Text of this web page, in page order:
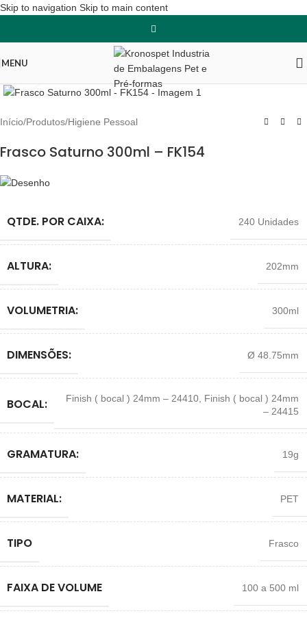
Skip to navigation Skip to main content
MENU
Clique para ampliar
Início/Produtos/Higiene Pessoal
Frasco Saturno 300ml – FK154
QTDE. POR CAIXA: 240 Unidades
ALTURA: 202mm
VOLUMETRIA: 300ml
DIMENSÕES: Ø 48.75mm
BOCAL: Finish ( bocal ) 24mm – 24410 Finish ( bocal ) 24mm
– 24415
GRAMATURA: 19g
MATERIAL: PET
TIPO Frasco
FAIXA DE VOLUME 100 a 500 ml